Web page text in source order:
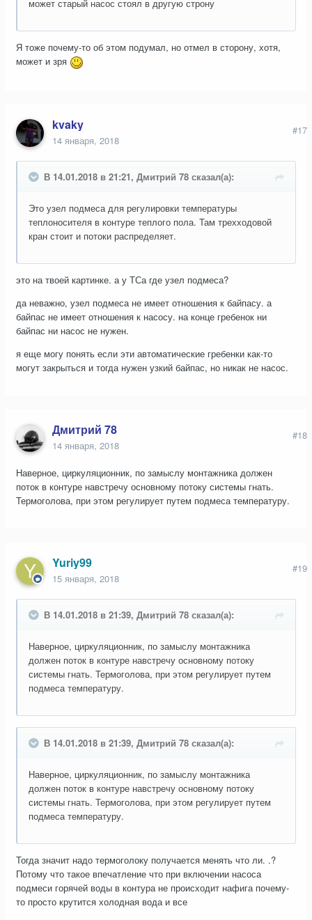
может старый насос стоял в другую строну
Я тоже почему-то об этом подумал, но отмел в сторону, хотя,
может и зря
kvaky
14 января, 2018
#17
В 14.01.2018 в 21:21, Дмитрий 78 сказал(а):
Это узел подмеса для регулировки температуры
теплоносителя в контуре теплого пола. Там трехходовой
кран стоит и потоки распределяет.
это на твоей картинке. а у ТСа где узел подмеса?
да неважно, узел подмеса не имеет отношения к байпасу. а
байпас не имеет отношения к насосу. на конце гребенок ни
байпас ни насос не нужен.
я еще могу понять если эти автоматические гребенки как-то
могут закрыться и тогда нужен узкий байпас, но никак не насос.
Дмитрий 78
14 января, 2018
#18
Наверное, циркуляционник, по замыслу монтажника должен
поток в контуре навстречу основному потоку системы гнать.
Термоголова, при этом регулирует путем подмеса температуру.
Yuriy99
15 января, 2018
#19
В 14.01.2018 в 21:39, Дмитрий 78 сказал(а):
Наверное, циркуляционник, по замыслу монтажника
должен поток в контуре навстречу основному потоку
системы гнать. Термоголова, при этом регулирует путем
подмеса температуру.
В 14.01.2018 в 21:39, Дмитрий 78 сказал(а):
Наверное, циркуляционник, по замыслу монтажника
должен поток в контуре навстречу основному потоку
системы гнать. Термоголова, при этом регулирует путем
подмеса температуру.
Тогда значит надо термоголоку получается менять что ли. .?
Потому что такое впечатление что при включении насоса
подмеси горячей воды в контура не происходит нафига почему-
то просто крутится холодная вода и все